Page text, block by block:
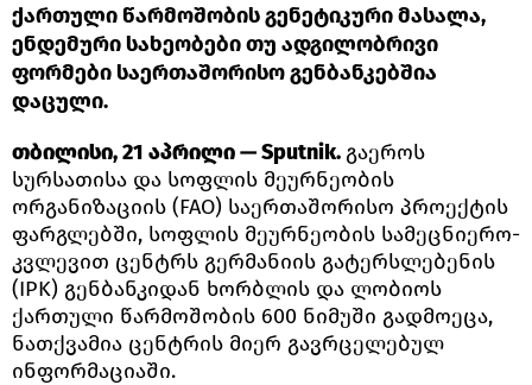
ქართული წარმოშობის გენეტიკური მასალა,
ენდემური სახეობები თუ ადგილობრივი
ფორმები საერთაშორისო გენბანკებშია
დაცული.
თბილისი, 21 აპრილი — Sputnik. გაეროს
სურსათისა და სოფლის მეურნეობის
ორგანიზაციის (FAO) საერთაშორისო პროექტის
ფარგლებში, სოფლის მეურნეობის სამეცნიერო-
კვლევით ცენტრს გერმანიის გატერსლებენის
(IPK) გენბანკიდან ხორბლის და ლობიოს
ქართული წარმოშობის 600 ნიმუში გადმოეცა,
ნათქვამია ცენტრის მიერ გავრცელებულ
ინფორმაციაში.